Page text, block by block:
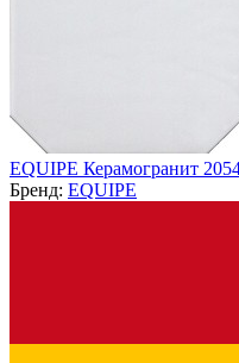
EQUIPE Керамогранит
Бренд: EQUIPE